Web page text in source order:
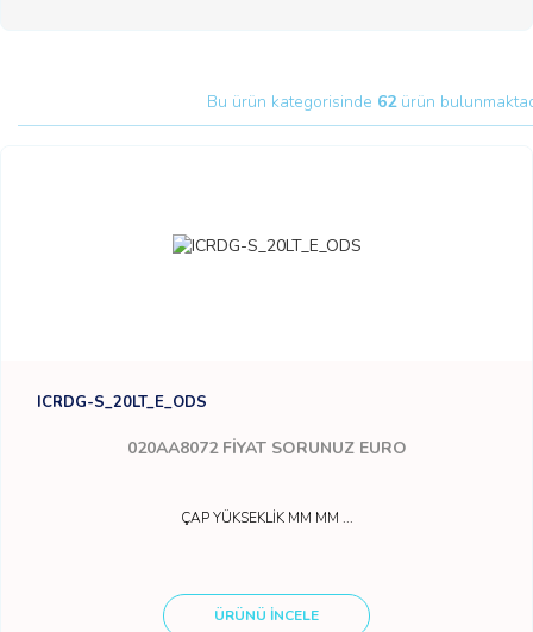
Bu ürün kategorisinde 62ürün
ICRDG-S_20LT_E_ODS
020AA8072 FİYAT SORUNUZ EURO
ÇAP YÜKSEKLİK MM MM ...
ÜRÜNÜ İNCELE